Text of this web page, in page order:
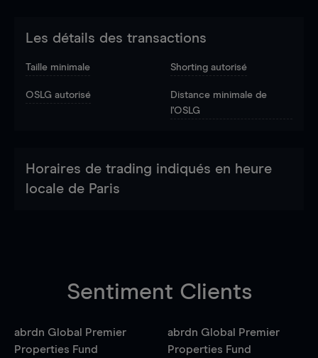
Les détails des transactions
Taille minimale Shorting autorisé
OSLG autorisé
Distance minimale de
l'OSLG
Horaires de trading indiqués en heure
locale de Paris
Sentiment Clients
abrdn Global Premier
Properties Fund
abrdn Global Premier
Properties Fund